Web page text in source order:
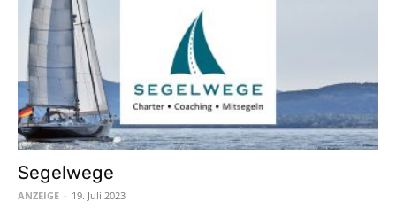
Segelwege
ANZEIGE - 19. Juli 2023